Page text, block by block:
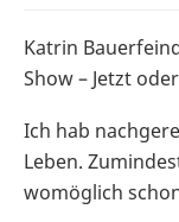
Katrin
Show – Jetzt
Ich hab
Leben.
womöglich